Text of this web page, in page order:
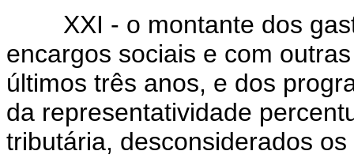
XXI - o montante dos
encargos sociais e com
últimos três anos, e dos
da representatividade
tributária, desconsiderados